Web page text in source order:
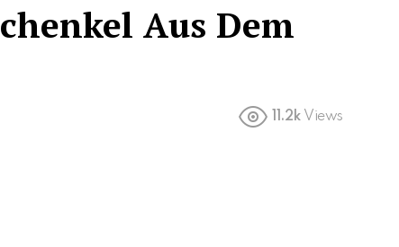
Aus Dem
11.2k Views